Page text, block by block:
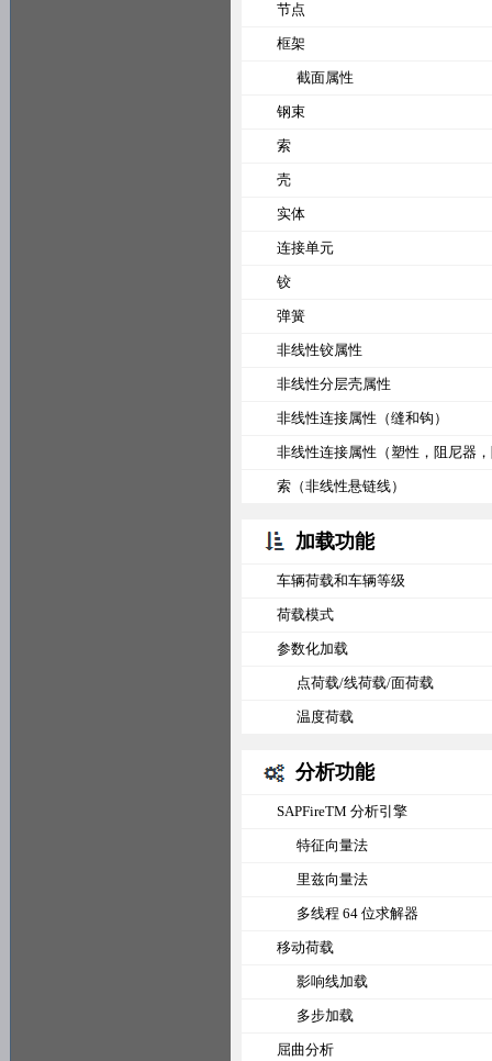
节点
框架
截面属性
钢束
索
壳
实体
连接单元
铰
弹簧
非线性铰属性
非线性分层壳属性
非线性连接属性（缝和钩）
非线性连接属性（塑性，阻尼器
索（非线性悬链线）
加载功能
车辆荷载和车辆等级
荷载模式
参数化加载
点荷载/线荷载/面荷载
温度荷载
分析功能
SAPFireTM 分析引擎
特征向量法
里兹向量法
多线程 64 位求解器
移动荷载
影响线加载
多步加载
屈曲分析